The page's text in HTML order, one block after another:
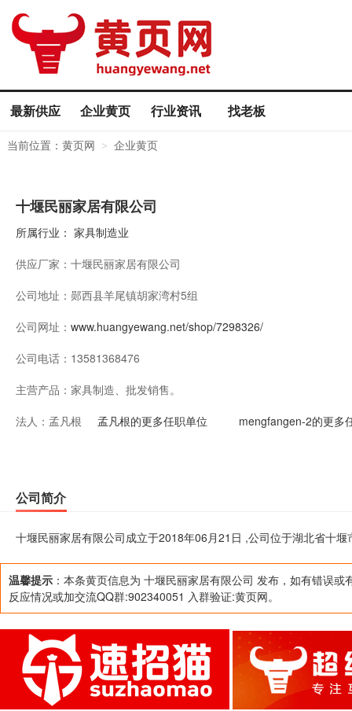
最新供应 企业黄页 行业资讯 找老板
当前位置： 黄页网 > 企业黄页
十堰民丽家居有限公司
所属行业： 家具制造业
供应厂家： 十堰民丽家居有限公司
公司地址： 郧西县羊尾镇胡家湾村5组
公司网址： www.huangyewang.net/shop/7298326/
公司电话： 13581368476
主营产品： 家具制造、批发销售。
法人： 孟凡根 孟凡根的更多任职单位 mengfangen-2的更多
公司简介
十堰民丽家居有限公司成立于2018年06月21日 ,公司位于湖北省十
温馨提示 ：本条黄页信息为 十堰民丽家居有限公司 发布，如有错误或
反应情况或加交流QQ群:902340051 入群验证:黄页网。